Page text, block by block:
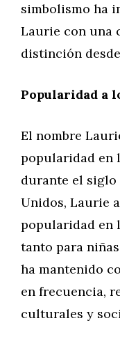
simbolismo ha
Laurie con una
distinción
Popularidad a
El nombre
popularidad en
durante el siglo
Unidos, Laurie
popularidad en
tanto para
ha mantenido
en frecuencia,
culturales y